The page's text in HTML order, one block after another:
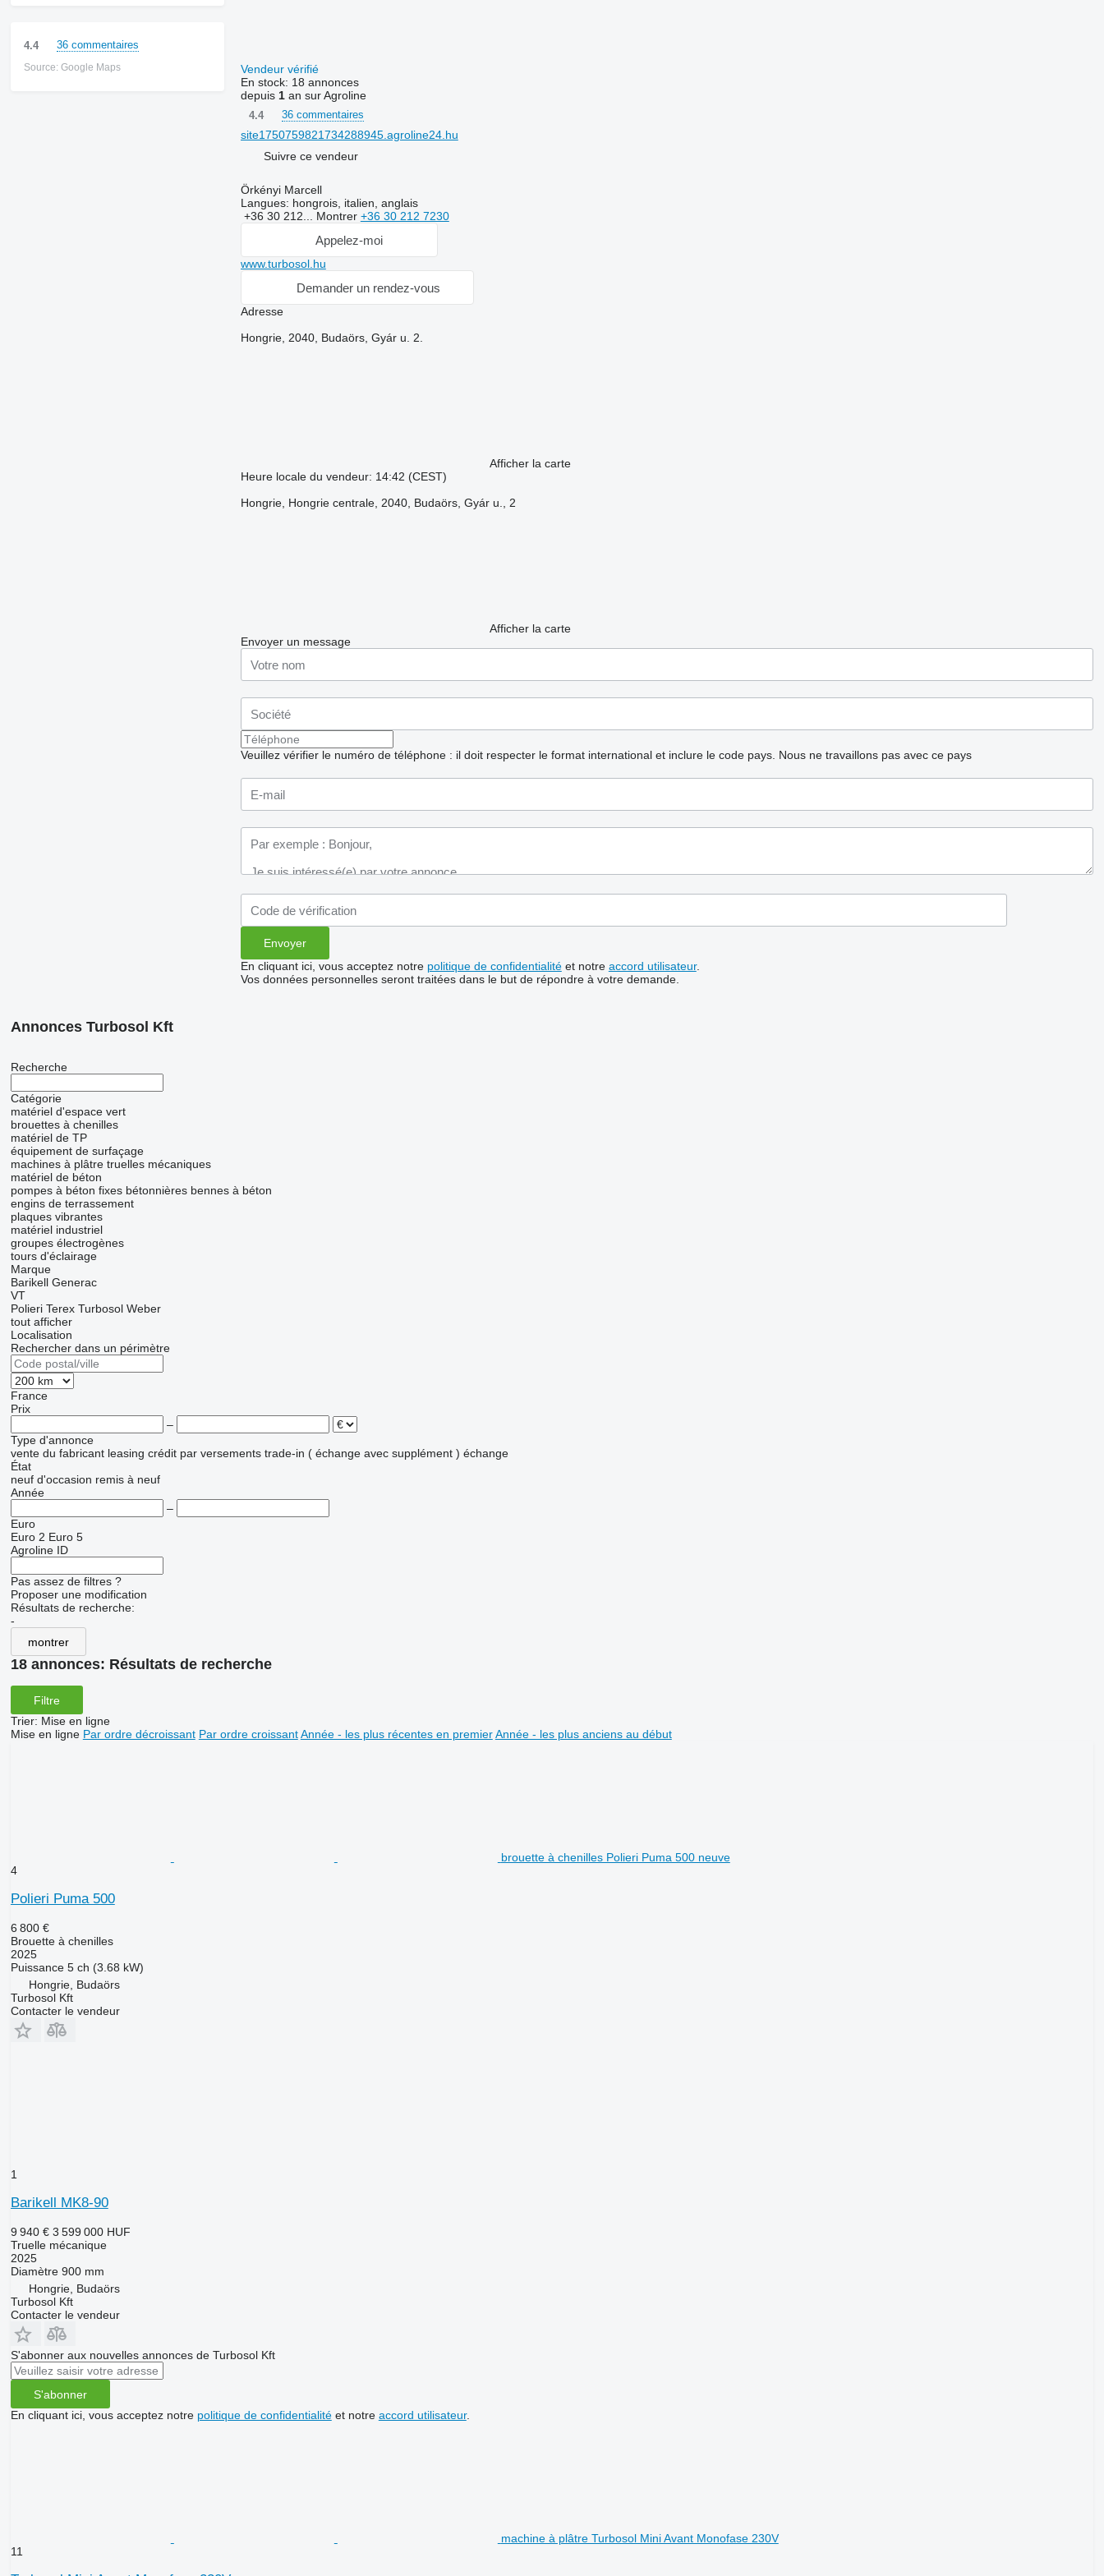
4.4 36 commentaires
Source: Google Maps
Vendeur vérifié
En stock: 18 annonces
depuis 1an sur Agroline
4.4 36 commentaires
site1750759821734288945.agroline24.hu
Suivre ce vendeur
Örkényi Marcell
Langues: hongrois, italien, anglais
+36 30 212... Montrer +36 30 212 7230
Appelez-moi
www.turbosol.hu
Demander un rendez-vous
Adresse
Hongrie, 2040, Budaörs, Gyár u. 2.
Afficher la carte
Heure locale du vendeur: 14:42 (CEST)
Hongrie, Hongrie centrale, 2040, Budaörs, Gyár u., 2
Afficher la carte
Envoyer un message
Veuillez vérifier le numéro de téléphone : il doit respecter le format international et inclure le code pays. Nous ne travaillons pas avec ce pays
En cliquant ici, vous acceptez notre politique de confidentialitéet notre accord utilisateur.
Vos données personnelles seront traitées dans le but de répondre à votre demande.
Annonces Turbosol Kft
Recherche
Catégorie
matériel d'espace vert
brouettes à chenilles
matériel de TP
équipement de surfaçage
machines à plâtre truelles mécaniques
matériel de béton
pompes à béton fixes bétonnières bennes à béton
engins de terrassement
plaques vibrantes
matériel industriel
groupes électrogènes
tours d'éclairage
Marque
Barikell Generac
VT
Polieri Terex Turbosol Weber
tout afficher
Localisation
Rechercher dans un périmètre
France
Prix
–
Type d'annonce
vente du fabricant leasing crédit par versements trade-in ( échange avec supplément ) échange
État
neuf d'occasion remis à neuf
Année
–
Euro
Euro 2 Euro 5
Agroline ID
Pas assez de filtres ?
Proposer une modification
Résultats de recherche:
-
montrer
18 annonces: Résultats de recherche
Filtre
Trier: Mise en ligne
Mise en ligne Par ordre décroissant Par ordre croissant Année - les plus récentes en premier Année - les plus anciens au début
brouette à chenilles Polieri Puma 500 neuve
4
Polieri Puma 500
6 800 €
Brouette à chenilles
2025
Puissance 5 ch (3.68 kW)
Hongrie, Budaörs
Turbosol Kft
Contacter le vendeur
1
Barikell MK8-90
9 940 € 3 599 000 HUF
Truelle mécanique
2025
Diamètre 900 mm
Hongrie, Budaörs
Turbosol Kft
Contacter le vendeur
S'abonner aux nouvelles annonces de Turbosol Kft
S'abonner
En cliquant ici, vous acceptez notre politique de confidentialitéet notre accord utilisateur.
machine à plâtre Turbosol Mini Avant Monofase 230V
11